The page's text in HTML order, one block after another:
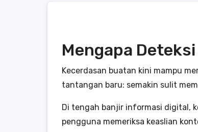
Mengapa
Kecerdasan buatan kini mampu
tantangan baru: semakin sulit
Di tengah banjir informasi digital,
pengguna memeriksa keaslian